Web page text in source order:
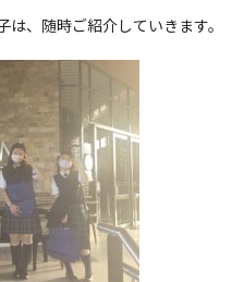
、随時ご紹介していきます。